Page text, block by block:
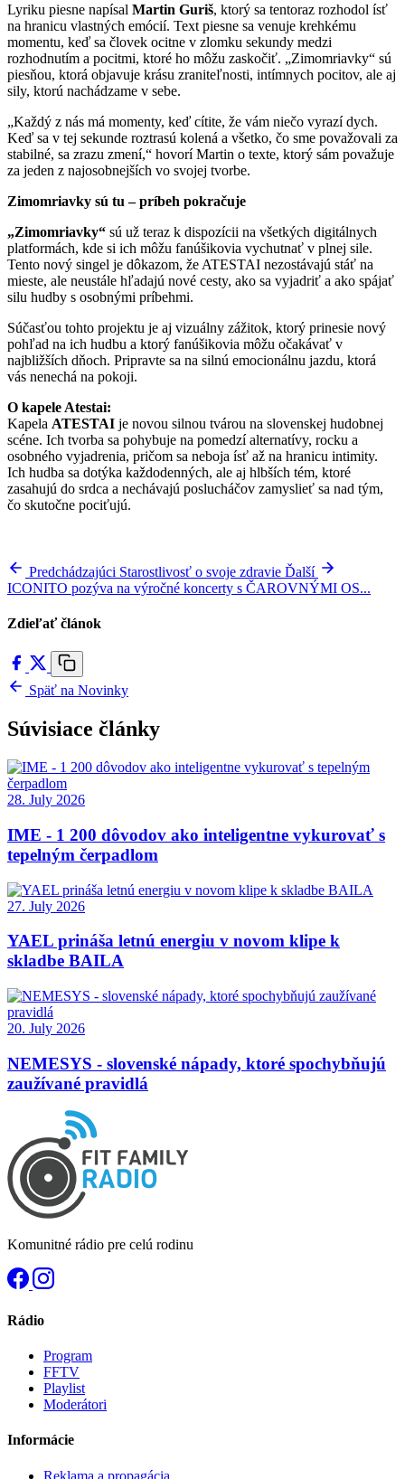
Lyriku piesne napísal Martin Guriš, ktorý sa tentoraz rozhodol ísť
na hranicu vlastných emócií. Text piesne sa venuje krehkému
momentu, keď sa človek ocitne v zlomku sekundy medzi
rozhodnutím a pocitmi, ktoré ho môžu zaskočiť. „Zimomriavky“ sú
piesňou, ktorá objavuje krásu zraniteľnosti, intímnych pocitov, ale aj
sily, ktorú nachádzame v sebe.
„Každý z nás má momenty, keď cítite, že vám niečo vyrazí dych.
Keď sa v tej sekunde roztrasú kolená a všetko, čo sme považovali za
stabilné, sa zrazu zmení,“ hovorí Martin o texte, ktorý sám považuje
za jeden z najosobnejších vo svojej tvorbe.
Zimomriavky sú tu – príbeh pokračuje
„Zimomriavky“ sú už teraz k dispozícii na všetkých digitálnych
platformách, kde si ich môžu fanúšikovia vychutnať v plnej sile.
Tento nový singel je dôkazom, že ATESTAI nezostávajú stáť na
mieste, ale neustále hľadajú nové cesty, ako sa vyjadriť a ako spájať
silu hudby s osobnými príbehmi.
Súčasťou tohto projektu je aj vizuálny zážitok, ktorý prinesie nový
pohľad na ich hudbu a ktorý fanúšikovia môžu očakávať v
najbližších dňoch. Pripravte sa na silnú emocionálnu jazdu, ktorá
vás nenechá na pokoji.
O kapele Atestai:
Kapela ATESTAI je novou silnou tvárou na slovenskej hudobnej
scéne. Ich tvorba sa pohybuje na pomedzí alternatívy, rocku a
osobného vyjadrenia, pričom sa neboja ísť až na hranicu intimity.
Ich hudba sa dotýka každodenných, ale aj hlbších tém, ktoré
zasahujú do srdca a nechávajú poslucháčov zamyslieť sa nad tým,
čo skutočne pociťujú.
Predchádzajúci Starostlivosť o svoje zdravie Ďalší
ICONITO pozýva na výročné koncerty s ČAROVNÝMI OS...
Zdieľať článok
Späť na Novinky
Súvisiace články
28. July 2026
IME - 1 200 dôvodov ako inteligentne vykurovať s
tepelným čerpadlom
27. July 2026
YAEL prináša letnú energiu v novom klipe k
skladbe BAILA
20. July 2026
NEMESYS - slovenské nápady, ktoré spochybňujú
zaužívané pravidlá
Komunitné rádio pre celú rodinu
Rádio
Program
FFTV
Playlist
Moderátori
Informácie
Reklama a propagácia